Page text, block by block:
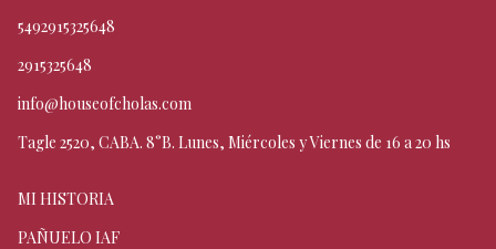
5492915325648
2915325648
info@houseofcholas.com
Tagle 2520, CABA. 8°B. Lunes, Miércoles y Viernes de 16 a 20 hs
MI HISTORIA
PAÑUELO IAF